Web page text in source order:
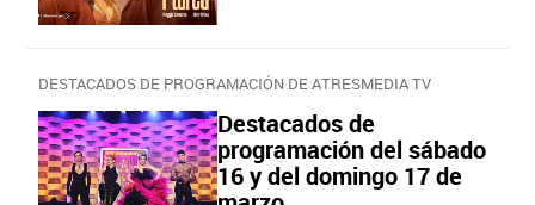
DESTACADOS DE PROGRAMACIÓN DE ATRESMEDIA TV
Destacados de
programación del sábado
16 y del domingo 17 de